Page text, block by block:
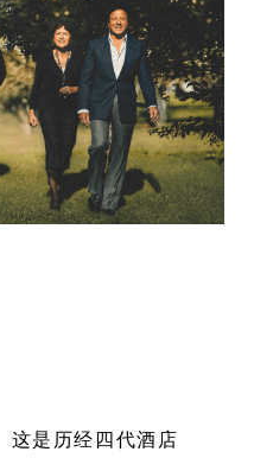
这是历经四代酒店